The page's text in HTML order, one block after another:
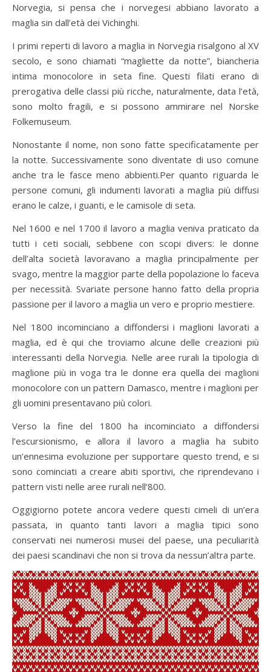
Norvegia, si pensa che i norvegesi abbiano lavorato a
maglia sin dall’età dei Vichinghi.
I primi reperti di lavoro a maglia in Norvegia risalgono al XV
secolo, e sono chiamati “magliette da notte”, biancheria
intima monocolore in seta fine. Questi filati erano di
prerogativa delle classi più ricche, naturalmente, data l’età,
sono molto fragili, e si possono ammirare nel Norske
Folkemuseum.
Nonostante il nome, non sono fatte specificatamente per
la notte. Successivamente sono diventate di uso comune
anche tra le fasce meno abbienti.Per quanto riguarda le
persone comuni, gli indumenti lavorati a maglia più diffusi
erano le calze, i guanti, e le camisole di seta.
Nel 1600 e nel 1700 il lavoro a maglia veniva praticato da
tutti i ceti sociali, sebbene con scopi divers: le donne
dell’alta società lavoravano a maglia principalmente per
svago, mentre la maggior parte della popolazione lo faceva
per necessità. Svariate persone hanno fatto della propria
passione per il lavoro a maglia un vero e proprio mestiere.
Nel 1800 incominciano a diffondersi i maglioni lavorati a
maglia, ed è qui che troviamo alcune delle creazioni più
interessanti della Norvegia. Nelle aree rurali la tipologia di
maglione più in voga tra le donne era quella dei maglioni
monocolore con un pattern Damasco, mentre i maglioni per
gli uomini presentavano più colori.
Verso la fine del 1800 ha incominciato a diffondersi
l’escursionismo, e allora il lavoro a maglia ha subito
un’ennesima evoluzione per supportare questo trend, e si
sono cominciati a creare abiti sportivi, che riprendevano i
pattern visti nelle aree rurali nell’800.
Oggigiorno potete ancora vedere questi cimeli di un’era
passata, in quanto tanti lavori a maglia tipici sono
conservati nei numerosi musei del paese, una peculiarità
dei paesi scandinavi che non si trova da nessun’altra parte.